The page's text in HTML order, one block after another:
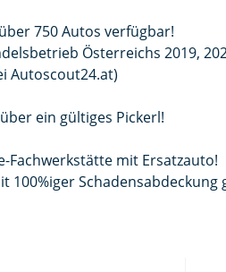
750 Autos verfügbar!
Österreichs 2019,
Autoscout24.at)
ein gültiges Pickerl!
Fachwerkstätte mit Ersatzauto!
100%iger